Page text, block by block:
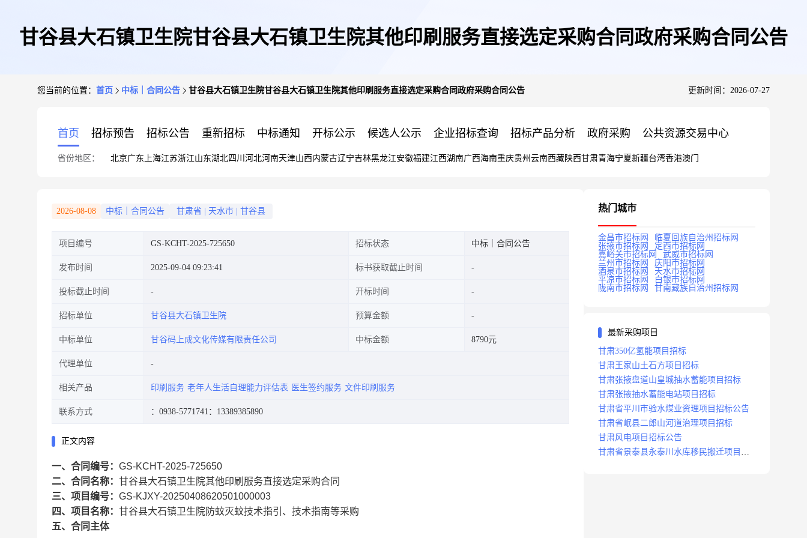
甘谷县大石镇卫生院甘谷县大石镇卫生院其他印刷服务直接选定采购合同政府采购合同公告
您当前的位置： 首页 中标｜合同公告 甘谷县大石镇卫生院甘谷县大石镇卫生院其他印刷服务直接选定采购合同政府采购合同公告 更新时间：2026-07-27
首页 招标预告 招标公告 重新招标 中标通知 开标公示 候选人公示 企业招标查询 招标产品分析 政府采购 公共资源交易中心
省份地区： 北京广东 上海江苏浙江山东湖北四川 河北河南天津山西内蒙古辽宁吉林黑龙江安徽福建江西湖南广西海南重庆贵州 云南西藏陕西甘肃青海宁夏新疆台湾香港澳门
2026-08-08 中标｜合同公告 甘肃省 天水市 甘谷县
项目编号 GS-KCHT-2025-725650 招标状态 中标｜合同公告
发布时间 2025-09-04 09:23:41 标书获取截止时间
投标截止时间 开标时间
招标单位 甘谷县大石镇卫生院 预算金额
中标单位 甘谷码上成文化传媒有限责任公司 中标金额 8790元
代理单位
相关产品 印刷服务 老年人生活自理能力评估表 医生签约服务 文件印刷服务
联系方式 ：0938-5771741 ：13389385890
正文内容
一、合同编号： GS-KCHT-2025-725650
二、合同名称： 甘谷县大石镇卫生院其他印刷服务直接选定采购合同
三、项目编号： GS-KJXY-20250408620501000003
四、项目名称： 甘谷县大石镇卫生院防蚊灭蚊技术指引、技术指南等采购
五、合同主体
热门城市
金昌市招标网
临夏回族自治州招标网
张掖市招标网
定西市招标网
嘉峪关市招标网
武威市招标网
兰州市招标网
庆阳市招标网
酒泉市招标网
天水市招标网
平凉市招标网
白银市招标网
陇南市招标网
甘南藏族自治州招标网
最新采购项目
甘肃350亿氢能项目招标
甘肃王家山土石方项目招标
甘肃张掖盘道山皇城抽水蓄能项目招标
甘肃张掖抽水蓄能电站项目招标
甘肃省平川市验水煤业资理项目招标公告
甘肃省岷县二郎山河道治理项目招标
甘肃风电项目招标公告
甘肃省景泰县永泰川水库移民搬迁项目招